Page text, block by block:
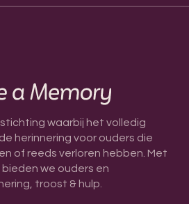
stichting waarbij het volledig
herinnering voor ouders die
of reeds verloren hebben. Met
we ouders en
troost & hulp.